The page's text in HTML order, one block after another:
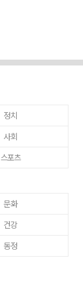
정치
사회
스포츠
문화
건강
동정